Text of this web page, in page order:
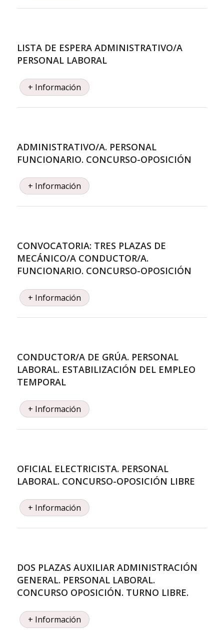
LISTA DE ESPERA ADMINISTRATIVO/A
PERSONAL LABORAL
+ Información
ADMINISTRATIVO/A. PERSONAL
FUNCIONARIO. CONCURSO-OPOSICIÓN
+ Información
CONVOCATORIA: TRES PLAZAS DE
MECÁNICO/A CONDUCTOR/A.
FUNCIONARIO. CONCURSO-OPOSICIÓN
+ Información
CONDUCTOR/A DE GRÚA. PERSONAL
LABORAL. ESTABILIZACIÓN DEL EMPLEO
TEMPORAL
+ Información
OFICIAL ELECTRICISTA. PERSONAL
LABORAL. CONCURSO-OPOSICIÓN LIBRE
+ Información
DOS PLAZAS AUXILIAR ADMINISTRACIÓN
GENERAL. PERSONAL LABORAL.
CONCURSO OPOSICIÓN. TURNO LIBRE.
+ Información